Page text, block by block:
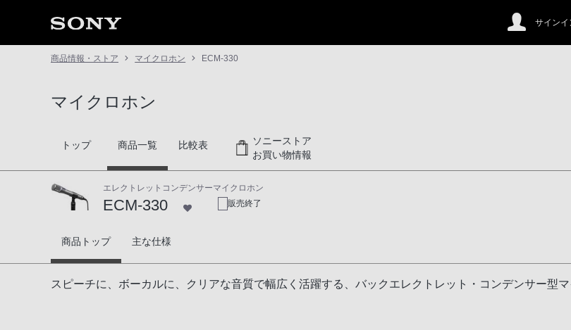
サインイ
商品情報・ストア マイクロホン ECM-330
マイクロホン
トップ 商品一覧 比較表
ソニーストア
お買い物情報
エレクトレットコンデンサーマイクロホン
ECM-330 販売終了
ECM-330
商品トップ 主な仕様
スピーチに、ボーカルに、クリアな音質で幅広く活躍する、バックエレクトレット・コンデンサー型